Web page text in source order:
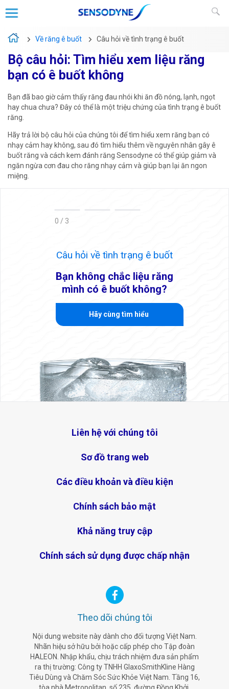
Về răng ê buốt Câu hỏi về tình trạng ê buốt
Bộ câu hỏi: Tìm hiểu xem liệu răng
bạn có ê buốt không
Bạn đã bao giờ cảm thấy răng đau nhói khi ăn đồ nóng, lạnh, ngọt
hay chua chưa? Đây có thể là một triệu chứng của tình trạng ê buốt
răng.
Hãy trả lời bộ câu hỏi của chúng tôi để tìm hiểu xem răng bạn có
nhạy cảm hay không, sau đó tìm hiểu thêm về nguyên nhân gây ê
buốt răng và cách kem đánh răng Sensodyne có thể giúp giảm và
ngăn ngừa cơn đau cho răng nhạy cảm và giúp bạn lại ăn ngon
miệng.
0 / 3
Câu hỏi về tình trạng ê buốt
Bạn không chắc liệu răng
mình có ê buốt không?
Hãy cùng tìm hiểu
Liên hệ với chúng tôi
Sơ đồ trang web
Các điều khoản và điều kiện
Chính sách bảo mật
Khả năng truy cập
Chính sách sử dụng được chấp nhận
Theo dõi chúng tôi
Nội dung website này dành cho đối tượng Việt Nam.
Nhãn hiệu sở hữu bởi hoặc cấp phép cho Tập đoàn
HALEON. Nhập khẩu, chịu trách nhiệm đưa sản phẩm
ra thị trường: Công ty TNHH GlaxoSmithKline Hàng
Tiêu Dùng và Chăm Sóc Sức Khỏe Việt Nam. Tầng 16,
tòa nhà Metropolitan, số 235, đường Đồng Khởi,